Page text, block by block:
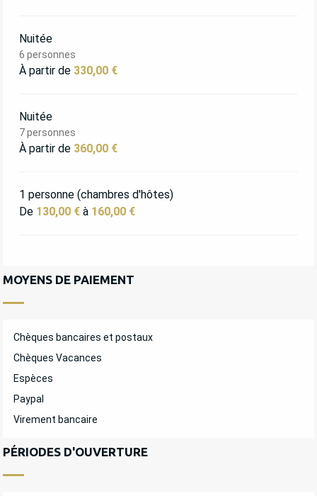
Nuitée
6 personnes
À partir de 330,00 €
Nuitée
7 personnes
À partir de 360,00 €
1 personne (chambres d'hôtes)
De 130,00 € à 160,00 €
MOYENS DE PAIEMENT
Chèques bancaires et postaux
Chèques Vacances
Espèces
Paypal
Virement bancaire
PÉRIODES D'OUVERTURE